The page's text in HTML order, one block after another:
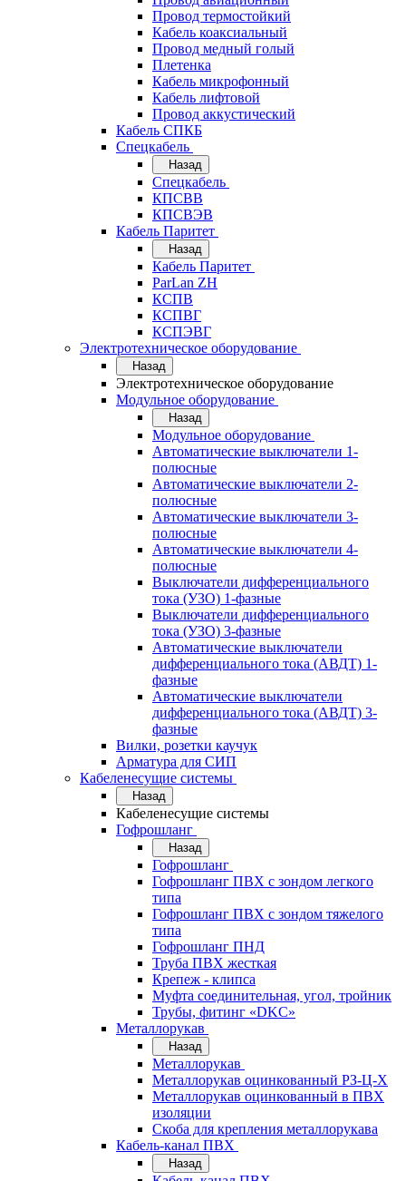
Провод термостойкий
Кабель коаксиальный
Провод медный голый
Плетенка
Кабель микрофонный
Кабель лифтовой
Провод аккустический
Кабель СПКБ
Спецкабель
Назад
Спецкабель
КПСВВ
КПСВЭВ
Кабель Паритет
Назад
Кабель Паритет
ParLan ZH
КСПВ
КСПВГ
КСПЭВГ
Электротехническое оборудование
Назад
Электротехническое оборудование
Модульное оборудование
Назад
Модульное оборудование
Автоматические выключатели 1-
полюсные
Автоматические выключатели 2-
полюсные
Автоматические выключатели 3-
полюсные
Автоматические выключатели 4-
полюсные
Выключатели дифференциального
тока (УЗО) 1-фазные
Выключатели дифференциального
тока (УЗО) 3-фазные
Автоматические выключатели
дифференциального тока (АВДТ) 1-
фазные
Автоматические выключатели
дифференциального тока (АВДТ) 3-
фазные
Вилки, розетки каучук
Арматура для СИП
Кабеленесущие системы
Назад
Кабеленесущие системы
Гофрошланг
Назад
Гофрошланг
Гофрошланг ПВХ с зондом легкого
типа
Гофрошланг ПВХ с зондом тяжелого
типа
Гофрошланг ПНД
Труба ПВХ жесткая
Крепеж - клипса
Муфта соединительная, угол, тройник
Трубы, фитинг «DKC»
Металлорукав
Назад
Металлорукав
Металлорукав оцинкованный РЗ-Ц-Х
Металлорукав оцинкованный в ПВХ
изоляции
Скоба для крепления металлорукава
Кабель-канал ПВХ
Назад